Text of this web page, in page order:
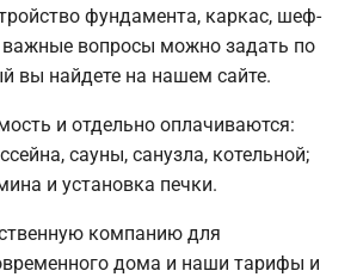
фундамента, каркас, шеф-
вопросы можно задать по
вы найдете на нашем сайте.
и отдельно оплачиваются:
сауны, санузла, котельной;
и установка печки.
компанию для
дома и наши тарифы и